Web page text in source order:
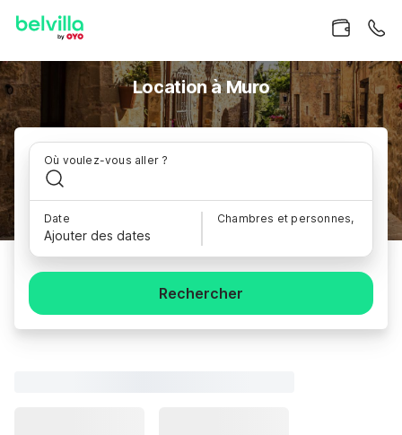
Location à Muro
Où voulez-vous aller ?
Date
Ajouter des dates
Chambres et personnes,
Rechercher